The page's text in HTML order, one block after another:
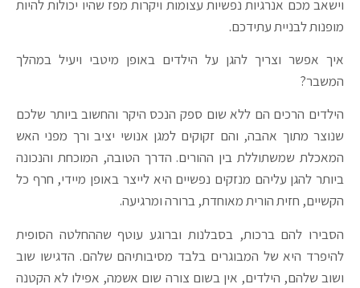
וישאב מכם אנרגיות נפשיות עצומות ויקרות מפז שהיו יכולות להיות
מופנות לבניית עתידכם.
איך אפשר וצריך להגן על הילדים באופן מיטבי ויעיל במהלך
המשבר?
הילדים הרכים הם ללא שום ספק הנכס היקר והחשוב ביותר שלכם
שנוצר מתוך אהבה, והם זקוקים למגן אנושי יציב ורך מפני האש
המאכלת שמשתוללת בין ההורים. הדרך הטובה, המוכחת והנכונה
ביותר להגן עליהם מנזקים נפשיים היא לייצר באופן מיידי, חרף כל
הקשיים, חזית הורית מאוחדת, ברורה ומרגיעה.
הסבירו להם ברכות, בסבלנות וברוגע עוטף שההחלטה הסופית
להיפרד היא של המבוגרים בלבד מסיבותיהם שלהם. הדגישו שוב
ושוב שלהם, הילדים, אין בשום צורה שום אשמה, אפילו לא הקטנה